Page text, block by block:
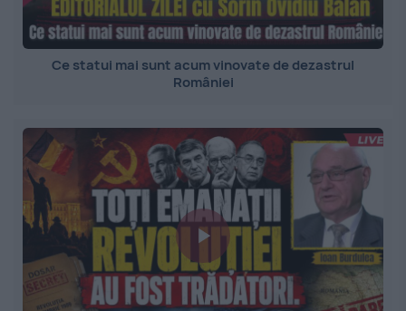
Ce statui mai sunt acum vinovate de dezastrul
României